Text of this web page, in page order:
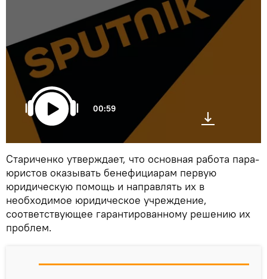
00:59
Стариченко утверждает, что основная работа пара-
юристов оказывать бенефициарам первую
юридическую помощь и направлять их в
необходимое юридическое учреждение,
соответствующее гарантированному решению их
проблем.